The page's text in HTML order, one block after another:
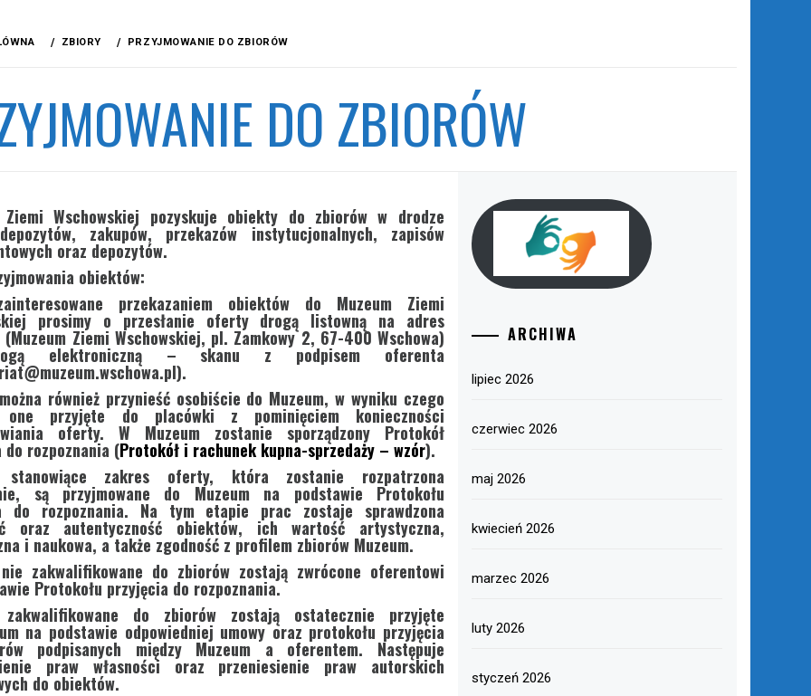
ZBIORY PRZYJMOWANIE DO ZBIORÓW
DO ZBIORÓW
Ziemi Wschowskiej pozyskuje obiekty do zbiorów w drodze
zakupów, przekazów instytucjonalnych, zapisów
oraz depozytów.
obiektów:
przekazaniem obiektów do Muzeum Ziemi
prosimy o przesłanie oferty drogą listowną na adres
Ziemi Wschowskiej, pl. Zamkowy 2, 67-400 Wschowa)
elektroniczną – skanu z podpisem oferenta
również przynieść osobiście do Muzeum, w wyniku czego
one przyjęte do placówki z pominięciem konieczności
oferty. W Muzeum zostanie sporządzony Protokół
do rozpoznania (Protokół i rachunek kupna-sprzedaży – wzór).
stanowiące zakres oferty, która zostanie rozpatrzona
są przyjmowane do Muzeum na podstawie Protokołu
do rozpoznania. Na tym etapie prac zostaje sprawdzona
oraz autentyczność obiektów, ich wartość artystyczna,
i naukowa, a także zgodność z profilem zbiorów Muzeum.
zakwalifikowane do zbiorów zostają zwrócone oferentowi
Protokołu przyjęcia do rozpoznania.
zakwalifikowane do zbiorów zostają ostatecznie przyjęte
na podstawie odpowiedniej umowy oraz protokołu przyjęcia
podpisanych między Muzeum a oferentem. Następuje
praw własności oraz przeniesienie praw autorskich
do obiektów.
ARCHIWA
lipiec 2026
czerwiec 2026
maj 2026
kwiecień 2026
marzec 2026
luty 2026
styczeń 2026